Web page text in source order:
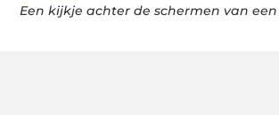
Een kijkje achter de schermen van